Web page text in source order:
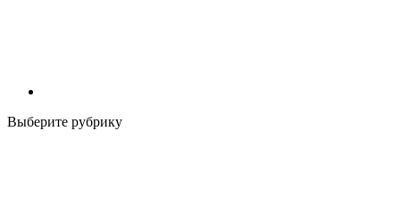
Выберите рубрику